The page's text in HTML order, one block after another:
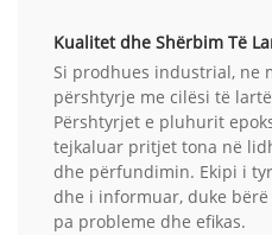
Kualitet dhe Shërbim Të
Si prodhues industrial, ne
përshtyrje me cilësi të
Përshtyrjet e pluhurit
tejkaluar pritjet tona në
dhe përfundimin. Ekipi i
dhe i informuar, duke
pa probleme dhe efikas.